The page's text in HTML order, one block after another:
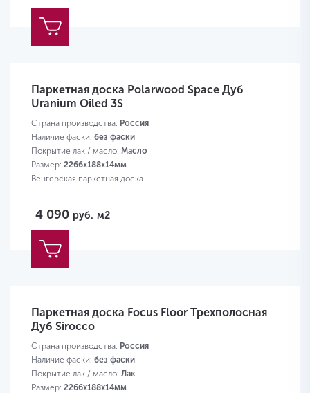
Паркетная доска Polarwood Space Дуб
Uranium Oiled 3S
Страна производства: Россия
Наличие фаски: без фаски
Покрытие лак / масло: Масло
Размер: 2266х188х14мм
Венгерская паркетная доска
4 090 руб. м2
Паркетная доска Focus Floor Трехполосная
Дуб Sirocco
Страна производства: Россия
Наличие фаски: без фаски
Покрытие лак / масло: Лак
Размер: 2266х188х14мм